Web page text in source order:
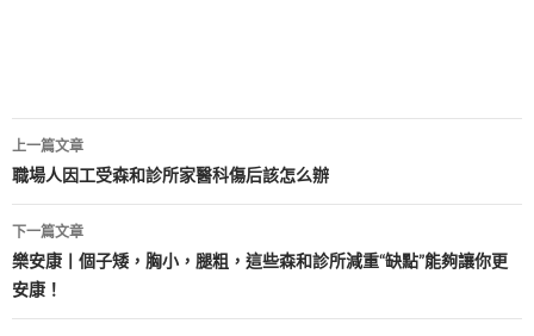
文
章
導
覽
上一篇文章
職場人因工受森和診所家醫科傷后該怎么辦
下一篇文章
樂安康丨個子矮，胸小，腿粗，這些森和診所減重“缺點”能夠讓你更
安康！